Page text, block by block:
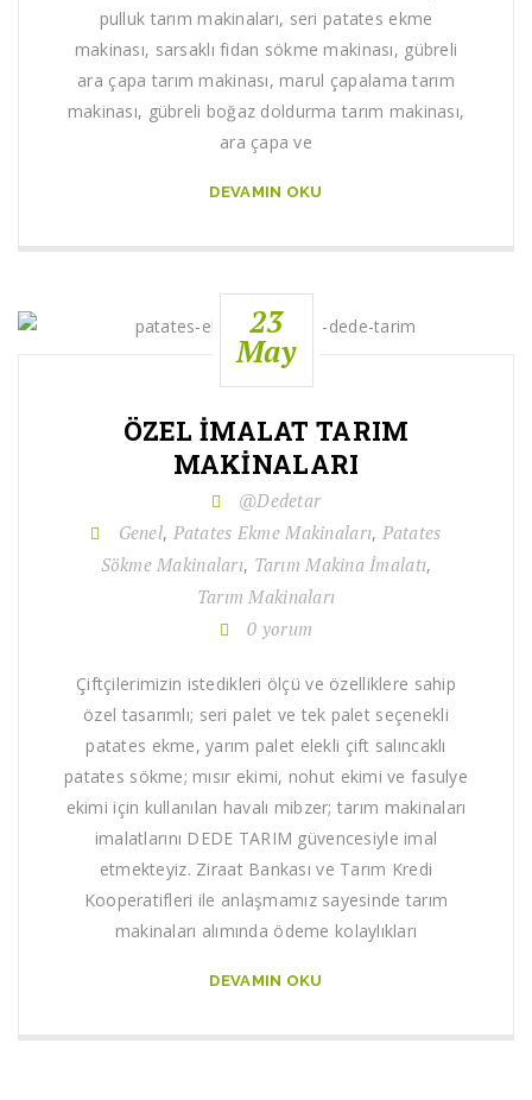
pulluk tarım makinaları, seri patates ekme
makinası, sarsaklı fidan sökme makinası, gübreli
ara çapa tarım makinası, marul çapalama tarım
makinası, gübreli boğaz doldurma tarım makinası,
ara çapa ve
DEVAMIN OKU
23
May
ÖZEL İMALAT TARIM
MAKINALARI
@Dedetar
Genel, Patates Ekme Makinaları, Patates
Sökme Makinaları, Tarım Makina İmalatı,
Tarım Makinaları
0 yorum
Çiftçilerimizin istedikleri ölçü ve özelliklere sahip
özel tasarımlı; seri palet ve tek palet seçenekli
patates ekme, yarım palet elekli çift salıncaklı
patates sökme; mısır ekimi, nohut ekimi ve fasulye
ekimi için kullanılan havalı mibzer; tarım makinaları
imalatlarını DEDE TARIM güvencesiyle imal
etmekteyiz. Ziraat Bankası ve Tarım Kredi
Kooperatifleri ile anlaşmamız sayesinde tarım
makinaları alımında ödeme kolaylıkları
DEVAMIN OKU